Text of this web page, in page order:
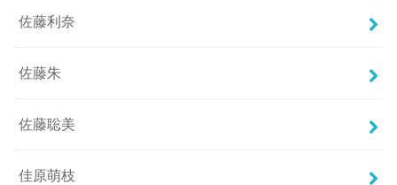
佐藤利奈
佐藤朱
佐藤聡美
佳原萌枝